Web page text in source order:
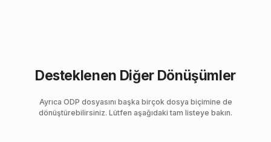
Desteklenen Diğer Dönüşümler
Ayrıca ODP dosyasını başka birçok dosya biçimine de
dönüştürebilirsiniz. Lütfen aşağıdaki tam listeye bakın.